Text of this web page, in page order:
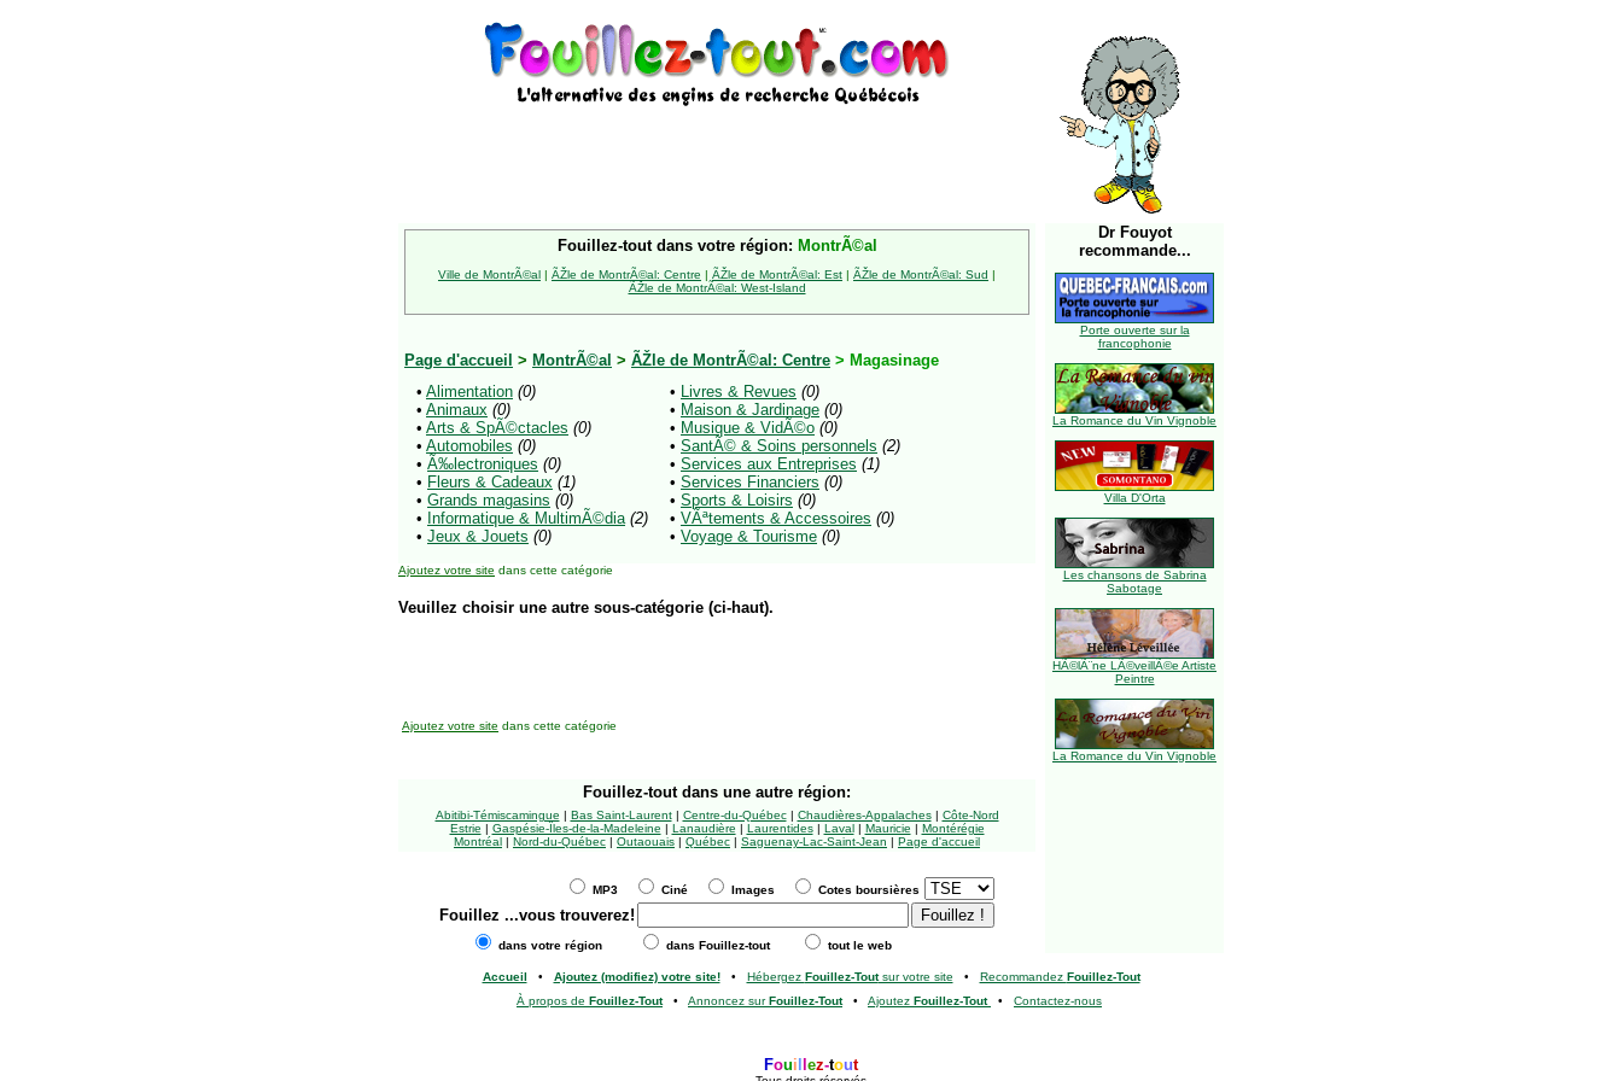
Fouillez-tout dans votre région: MontrÃ©al
Ville de MontrÃ©al | ÃŽle de MontrÃ©al: Centre | ÃŽle de MontrÃ©al: Est | ÃŽle de MontrÃ©al: Sud |
ÃŽle de MontrÃ©al: West-Island
Page d'accueil > MontrÃ©al > ÃŽle de MontrÃ©al: Centre > Magasinage
• Alimentation (0)
• Animaux (0)
• Arts & SpÃ©ctacles (0)
• Automobiles (0)
• Ã‰lectroniques (0)
• Fleurs & Cadeaux (1)
• Grands magasins (0)
• Informatique & MultimÃ©dia (2)
• Jeux & Jouets (0)
• Livres & Revues (0)
• Maison & Jardinage (0)
• Musique & VidÃ©o (0)
• SantÃ© & Soins personnels (2)
• Services aux Entreprises (1)
• Services Financiers (0)
• Sports & Loisirs (0)
• VÃªtements & Accessoires (0)
• Voyage & Tourisme (0)
Ajoutez votre site dans cette catégorie
Veuillez choisir une autre sous-catégorie (ci-haut).
Dr Fouyot
recommande...
Porte ouverte sur la
francophonie
La Romance du Vin Vignoble
Villa D'Orta
Les chansons de Sabrina
Sabotage
HÃ©lÃ¨ne LÃ©veillÃ©e Artiste
Peintre
La Romance du Vin Vignoble
Ajoutez votre site dans cette catégorie
Fouillez-tout dans une autre région:
Abitibi-Témiscamingue | Bas Saint-Laurent| Centre-du-Québec| Chaudières-Appalaches| Côte-Nord
Estrie | Gaspésie-Îles-de-la-Madeleine | Lanaudière | Laurentides| Laval| Mauricie | Montérégie
Montréal | Nord-du-Québec | Outaouais | Québec | Saguenay-Lac-Saint-Jean | Page d'accueil
MP3 Ciné Images Cotes boursières
Fouillez ...vous trouverez!
dans votre région dans Fouillez-tout tout le web
Accueil • Ajoutez (modifiez) votre site!• Hébergez Fouillez-Toutsur votre site • Recommandez Fouillez-Tout
À propos de Fouillez-Tout• Annoncez surFouillez-Tout• Ajoutez Fouillez-Tout • Contactez-nous
Foui ez-tout